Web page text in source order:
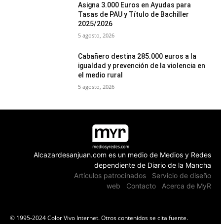
Asigna 3.000 Euros en Ayudas para
Tasas de PAU y Título de Bachiller
2025/2026
5 agosto, 2026
Cabañero destina 285.000 euros a la
igualdad y prevención de la violencia en
el medio rural
5 agosto, 2026
Alcazardesanjuan.com es un medio de Medios y Redes
dependiente de Diario de la Mancha
Artículos patrocinados
Servicio de diseño
web
Contacto Acerca de MyR
© 1995-2024 Color Vivo Internet. Otros contenidos se cita fuente.